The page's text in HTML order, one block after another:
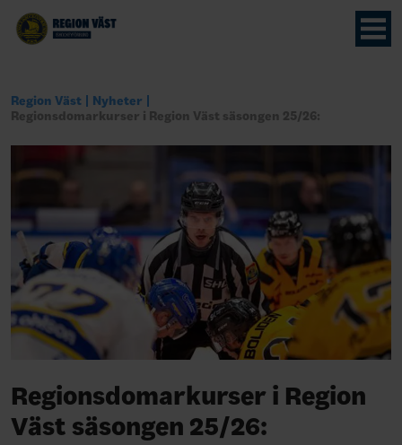
Region Väst
Nyheter
Regionsdomarkurser i Region Väst säsongen 25/26:
Regionsdomarkurser i Region
Väst säsongen 25/26: